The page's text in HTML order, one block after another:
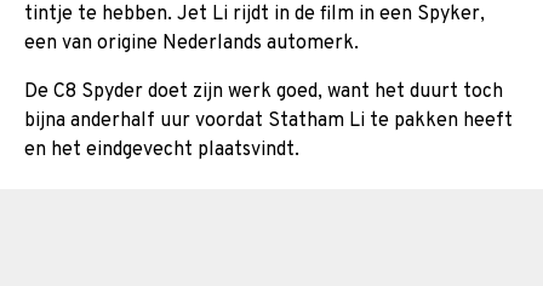
tintje te hebben. Jet Li rijdt in de film in een Spyker,
een van origine Nederlands automerk.
De C8 Spyder doet zijn werk goed, want het duurt toch
bijna anderhalf uur voordat Statham Li te pakken heeft
en het eindgevecht plaatsvindt.